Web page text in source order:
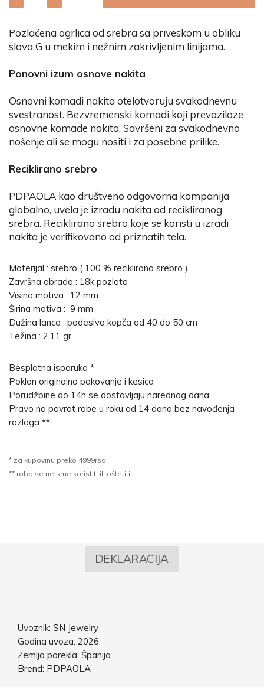
Pozlaćena ogrlica od srebra sa priveskom u obliku
slova G u mekim i nežnim zakrivljenim linijama.
Ponovni izum osnove nakita
Osnovni komadi nakita otelotvoruju svakodnevnu
svestranost. Bezvremenski komadi koji prevazilaze
osnovne komade nakita. Savršeni za svakodnevno
nošenje ali se mogu nositi i za posebne prilike.
Reciklirano srebro
PDPAOLA kao društveno odgovorna kompanija
globalno, uvela je izradu nakita od recikliranog
srebra. Reciklirano srebro koje se koristi u izradi
nakita je verifikovano od priznatih tela.
Materijal : srebro ( 100 % reciklirano srebro )
Završna obrada : 18k pozlata
Visina motiva : 12 mm
Širina motiva : 9 mm
Dužina lanca : podesiva kopča od 40 do 50 cm
Težina : 2,11 gr
Besplatna isporuka *
Poklon originalno pakovanje i kesica
Porudžbine do 14h se dostavljaju narednog dana
Pravo na povrat robe u roku od 14 dana bez navođenja
razloga **
* za kupovinu preko 4999rsd
** roba se ne sme koristiti ili oštetiti
DEKLARACIJA
Uvoznik: SN Jewelry
Godina uvoza: 2026
Zemlja porekla: Španija
Brend: PDPAOLA